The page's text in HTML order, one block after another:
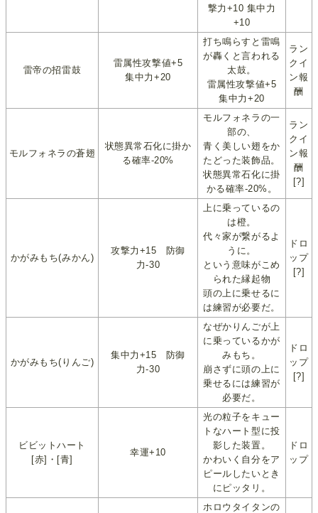
撃力+10 集中力
+10
雷帝の招雷鼓
雷属性攻撃値+5
集中力+20
打ち鳴らすと雷鳴
が轟くと言われる
太鼓。
雷属性攻撃値+5
集中力+20
ラン
クイ
ン報
酬
モルフォネラの蒼翅
状態異常石化に掛か
る確率-20%
モルフォネラの一
部の、
青く美しい翅をか
たどった装飾品。
状態異常石化に掛
かる確率-20%。
ラン
クイ
ン報
酬
[?]
かがみもち(みかん)
攻撃力+15 防御
力-30
上に乗っているの
は橙。
代々家が繋がるよ
うに。
という意味がこめ
られた縁起物
頭の上に乗せるに
は練習が必要だ。
ドロ
ップ
[?]
かがみもち(りんご)
集中力+15 防御
力-30
なぜかりんごが上
に乗っているかが
みもち。
崩さずに頭の上に
乗せるには練習が
必要だ。
ドロ
ップ
[?]
ビビットハート
[赤]・[青]
幸運+10
光の粒子をキュー
トなハート型に投
影した装置。
かわいく自分をア
ピールしたいとき
にピッタリ。
ドロ
ップ
ホロウタイタンの